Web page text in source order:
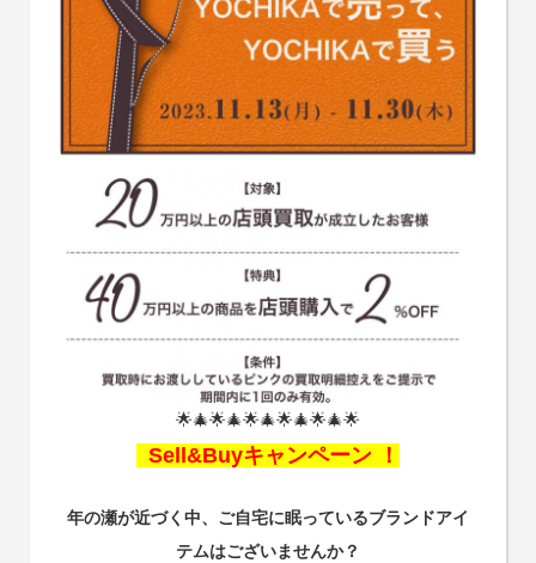
🌟🎄🌟🎄🌟🎄🌟🎄🌟🎄🌟
Sell&Buyキャンペーン ！
年の瀬が近づく中、ご自宅に眠っているブランドアイ
テムはございませんか？